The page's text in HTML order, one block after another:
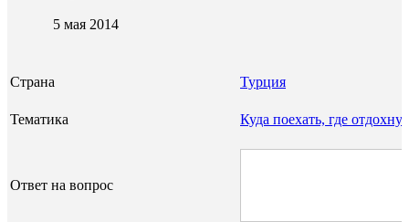
5 мая 2014
Страна Турция
Тематика Куда поехать, где
Ответ на вопрос